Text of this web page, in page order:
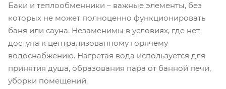
Баки и теплообменники – важные элементы, без
которых не может полноценно функционировать
баня или сауна. Незаменимы в условиях, где нет
доступа к централизованному горячему
водоснабжению. Нагретая вода используется для
принятия душа, образования пара от банной печи,
уборки помещений.